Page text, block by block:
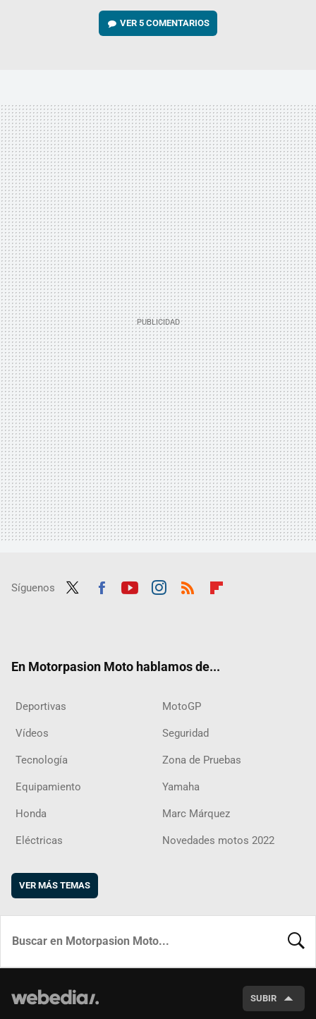
VER5 COMENTARIOS
Síguenos
En Motorpasion Moto hablamos de...
Deportivas MotoGP
Vídeos Seguridad
Tecnología Zona de Pruebas
Equipamiento Yamaha
Honda Marc Márquez
Eléctricas Novedades motos 2022
VER MÁS TEMAS
SUBIR